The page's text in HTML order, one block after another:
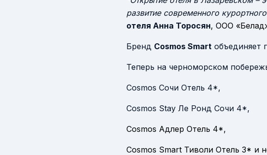
развитие современного
отеля Анна Торосян, ООО
Бренд Cosmos Smart объединяет
Теперь на черноморском
Cosmos Сочи Отель 4*,
Cosmos Stay Ле Ронд Сочи 4*,
Cosmos Адлер Отель 4*,
Cosmos Smart Тиволи Отель 3* и